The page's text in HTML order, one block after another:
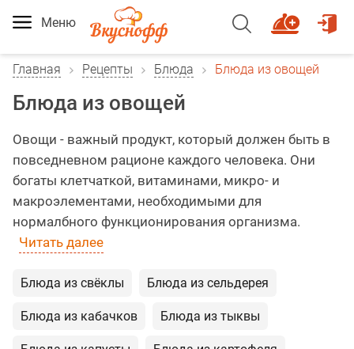
Меню
Главная Рецепты Блюда Блюда из овощей
Блюда из овощей
Овощи - важный продукт, который должен быть в
повседневном рационе каждого человека. Они
богаты клетчаткой, витаминами, микро- и
макроэлементами, необходимыми для
нормалбного функционирования организма.
Читать далее
Блюда из свёклы Блюда из сельдерея
Блюда из кабачков Блюда из тыквы